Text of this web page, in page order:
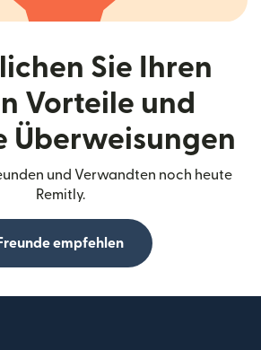
Sie Ihren
Vorteile und
Überweisungen
und Verwandten noch heute
Remitly.
Freunde empfehlen